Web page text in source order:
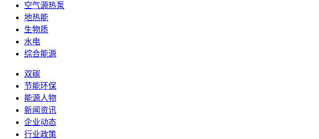
空气源热泵
地热能
生物质
水电
综合能源
双碳
节能环保
能源人物
新闻资讯
企业动态
行业政策